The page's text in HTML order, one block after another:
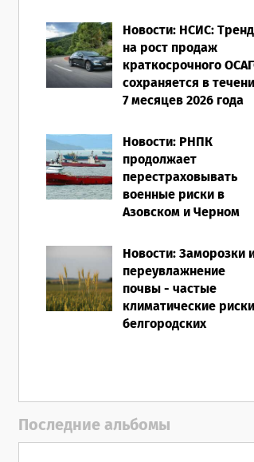
путешествии
07.08.2026
Новости: НСИС: Тренд
на рост продаж
краткосрочного
сохраняется в
7 месяцев 2026 года
Новости: РНПК
продолжает
перестраховывать
военные риски в
Азовском и Черном
06.08.2026
Новости: Заморозки
переувлажнение
почвы - частые
климатические риски
белгородских
Последние альбомы